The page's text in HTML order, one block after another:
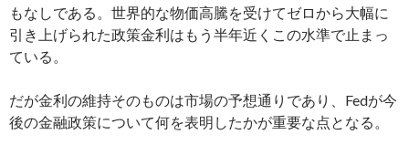
もなしである。世界的な物価高騰を受けてゼロから大幅に
引き上げられた政策金利はもう半年近くこの水準で止まっ
ている。
だが金利の維持そのものは市場の予想通りであり、Fedが今
後の金融政策について何を表明したかが重要な点となる。